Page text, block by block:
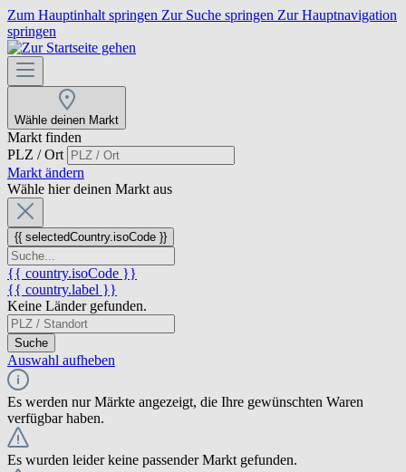
Zum Hauptinhalt springen Zur Suche springen Zur Hauptnavigation
springen
Wähle deinen Markt
Markt finden
PLZ / Ort
Markt ändern
Wähle hier deinen Markt aus
{{ selectedCountry.isoCode }}
{{ country.isoCode }}
{{ country.label }}
Keine Länder gefunden.
Suche
Auswahl aufheben
Es werden nur Märkte angezeigt, die Ihre gewünschten Waren
verfügbar haben.
Es wurden leider keine passender Markt gefunden.